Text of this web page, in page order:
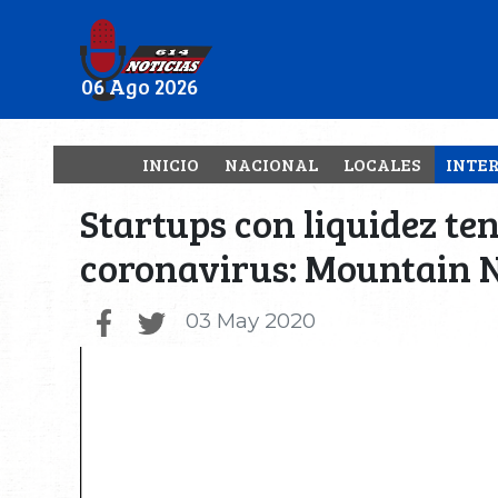
06 Ago 2026
INICIO NACIONAL LOCALES
Startups con liquidez
coronavirus: Mountain
03 May 2020